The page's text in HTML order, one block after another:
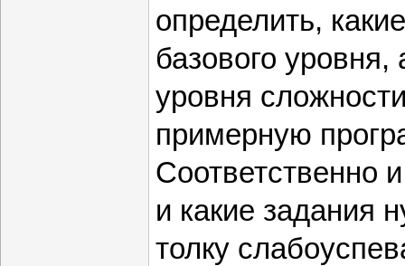
определить,
базового
уровня
примерную
Соответственно
и какие задания
толку